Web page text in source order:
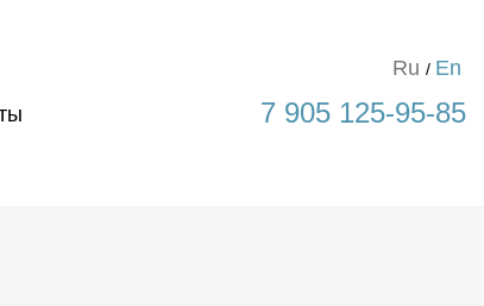
Ru En
7 905 125-95-85